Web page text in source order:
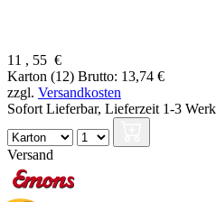
11 , 55 €
Karton (12) Brutto: 13,74 €
zzgl. Versandkosten
Sofort Lieferbar, Lieferzeit 1-3
Versand